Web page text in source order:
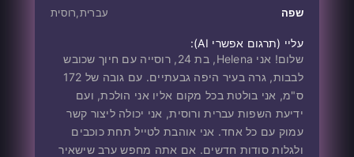
שפה
עברית,רוסית
עליי ‎(תרגום אפשרי AI):
שלום! אני Helena, בת 24, רוסייה עם חיוך שכובש
לבבות, גרה בעיר היפה גבעתיים. עם גובה של 172
ס"מ, אני בולטת בכל מקום אליו אני הולכת, ועם
ידיעת השפות עברית ורוסית, אני יכולה ליצור קשר
עמוק עם כל אחד. אני אוהבת לטייל תחת כוכבים
ולגלות סודות חדשים. אם אתה מחפש ערב שישאיר